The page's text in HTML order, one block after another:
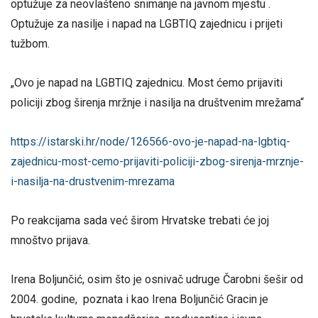
optužuje za neovlašteno snimanje na javnom mjestu .
Optužuje za nasilje i napad na LGBTIQ zajednicu i prijeti
tužbom.
„Ovo je napad na LGBTIQ zajednicu. Most ćemo prijaviti
policiji zbog širenja mržnje i nasilja na društvenim mrežama“
https://istarski.hr/node/126566-ovo-je-napad-na-lgbtiq-
zajednicu-most-cemo-prijaviti-policiji-zbog-sirenja-mrznje-
i-nasilja-na-drustvenim-mrezama
Po reakcijama sada već širom Hrvatske trebati će joj
mnoštvo prijava.
Irena Boljunčić, osim što je osnivač udruge Čarobni šešir od
2004. godine, poznata i kao Irena Boljunčić Gracin je